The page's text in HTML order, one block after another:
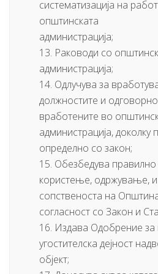
систематизација на
општинската
администрација;
13. Раководи со
администрација;
14. Одлучува за
должностите и
вработените во
администрација, доколку
определно со закон;
15. Обезбедува правилно
користење, одржување,
сопственоста на
согласност со Закон и
16. Издава Одобрение
угостителска дејност
објект;